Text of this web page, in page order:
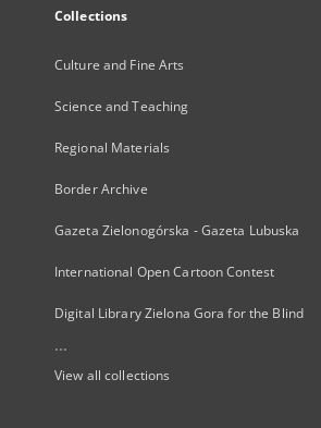
Collections
Culture and Fine Arts
Science and Teaching
Regional Materials
Border Archive
Gazeta Zielonogórska - Gazeta Lubuska
International Open Cartoon Contest
Digital Library Zielona Gora for the Blind
...
View all collections